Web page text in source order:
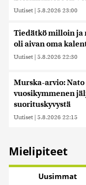
Uutiset | 5.8.2026 23:00
Tiedätkö milloin ja
oli aivan oma
Uutiset | 5.8.2026 22:30
Murska-arvio: Nato
vuosikymmenen
suorituskyvystä
Uutiset | 5.8.2026 22:15
Mielipiteet
Uusimmat